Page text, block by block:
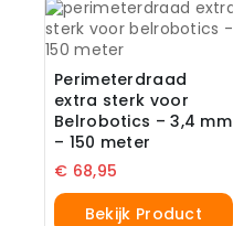
Perimeterdraad
extra sterk voor
Belrobotics – 3,4 mm
– 150 meter
€ 68,95
Bekijk Product